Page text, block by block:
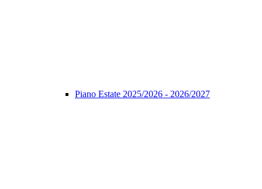
Piano Estate 2025/2026 - 2026/2027